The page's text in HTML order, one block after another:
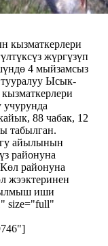
кызматкерлери
жүргүзүп
4 мыйзамсыз
Ысык-
88 чабак, 12
табылган.
айылынын
районуна
районуна
жээктеринен
иши
size="full"